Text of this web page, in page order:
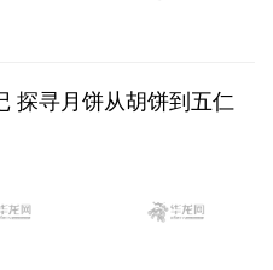
探寻月饼从胡饼到五仁